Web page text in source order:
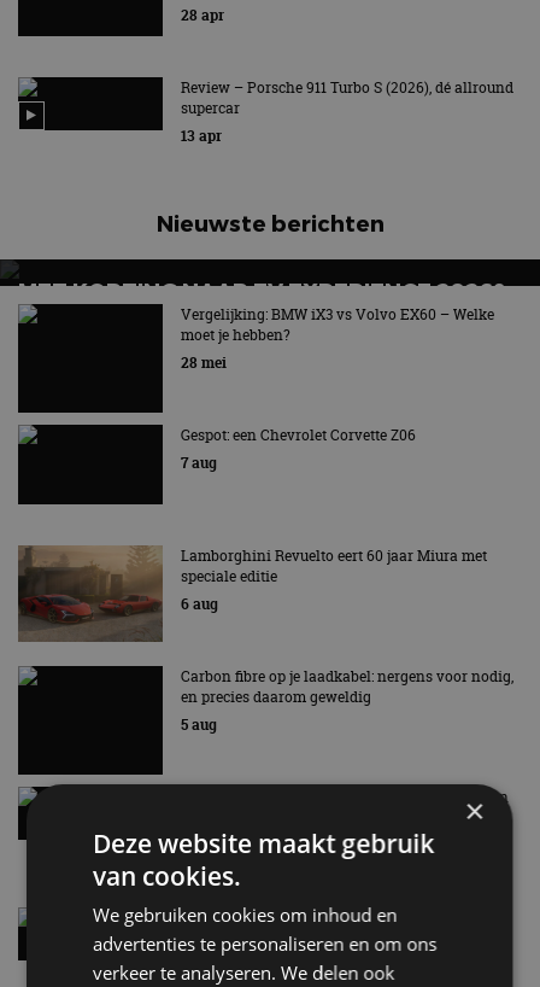
28 apr
Review – Porsche 911 Turbo S (2026), dé allround
supercar
13 apr
Nieuwste berichten
MET KORTING NAAR EV EXPERIENCE 2026?
AUTORAI REGELT HET!
EV Experience 2026 van 24 tot 26 september
Vergelijking: BMW iX3 vs Volvo EX60 – Welke
moet je hebben?
28 mei
Gespot: een Chevrolet Corvette Z06
7 aug
Lamborghini Revuelto eert 60 jaar Miura met
speciale editie
6 aug
Carbon fibre op je laadkabel: nergens voor nodig,
en precies daarom geweldig
5 aug
Hennessey Blackbird krijgt atmosferische V8 en
5 aug
Audi A2 e-Tron mikt op verbruik van 12,8 kWh
per 100 kilometer
4 aug
×
Deze website maakt gebruik
van cookies.
We gebruiken cookies om inhoud en
advertenties te personaliseren en om ons
verkeer te analyseren. We delen ook